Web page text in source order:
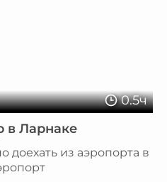
0.5ч
в Ларнаке
доехать из аэропорта в